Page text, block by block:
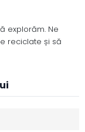
explorăm. Ne
reciclate și să